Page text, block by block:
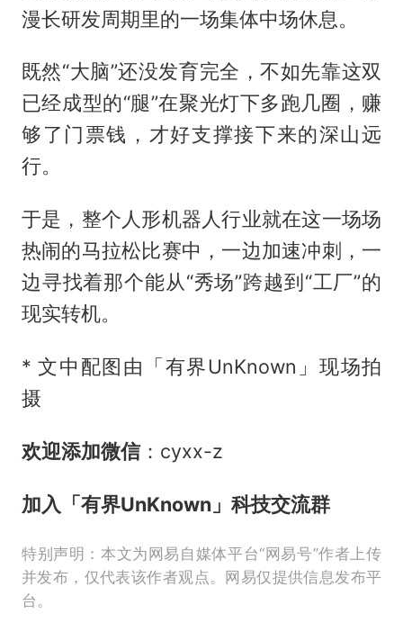
漫长研发周期里的一场集体中场休息。
既然“大脑”还没发育完全，不如先靠这双
已经成型的“腿”在聚光灯下多跑几圈，赚
够了门票钱，才好支撑接下来的深山远
行。
于是，整个人形机器人行业就在这一场场
热闹的马拉松比赛中，一边加速冲刺，一
边寻找着那个能从“秀场”跨越到“工厂”的
现实转机。
* 文中配图由「有界UnKnown」现场拍
摄
欢迎添加微信：cyxx-z
加入 「有界UnKnown」 科技交流群
特别声明：本文为网易自媒体平台“网易号”作者上传
并发布，仅代表该作者观点。网易仅提供信息发布平
台。